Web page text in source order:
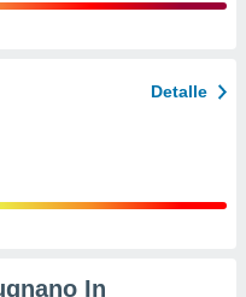
Detalle
In